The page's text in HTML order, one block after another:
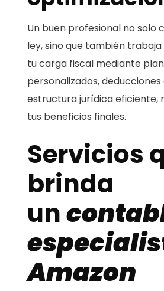
Un buen profesional no solo
ley, sino que también
tu carga fiscal mediante
personalizados,
estructura jurídica eficiente,
tus beneficios finales.
Servicios
brinda
un
Amazon